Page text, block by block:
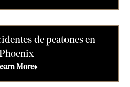
de peatones en
More